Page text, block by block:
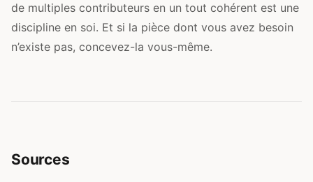
de multiples contributeurs en un tout cohérent est une
discipline en soi. Et si la pièce dont vous avez besoin
n’existe pas, concevez-la vous-même.
Sources